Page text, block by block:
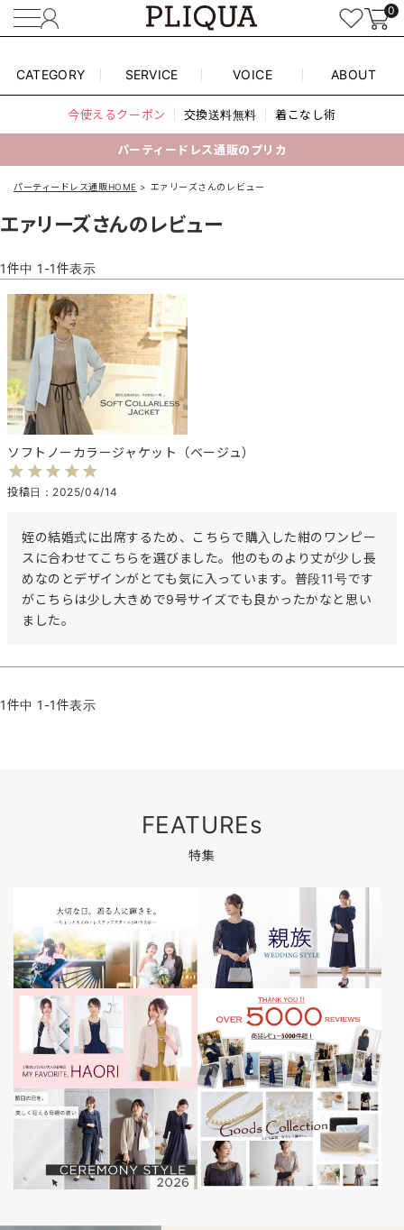
0
CATEGORY SERVICE VOICE ABOUT
今使えるクーポン 交換送料無料 着こなし術
パーティードレス通販のプリカ
パーティードレス通販HOME エァリーズさんのレビュー
エァリーズさんのレビュー
1件中 1 -1件表示
ソフトノーカラージャケット（ベージュ）
投稿日 2025/04/14
姪の結婚式に出席するため、こちらで購入した紺のワンピー
スに合わせてこちらを選びました。他のものより丈が少し長
めなのとデザインがとても気に入っています。普段11号です
がこちらは少し大きめで9号サイズでも良かったかなと思い
ました。
1件中 1 -1件表示
FEATUREs
特集